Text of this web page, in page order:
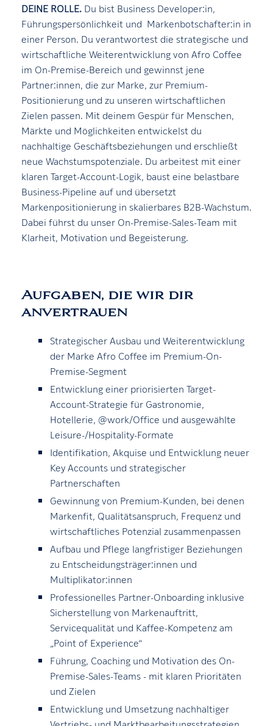
DEINE ROLLE. Du bist Business Developer:in,
Führungspersönlichkeit und Markenbotschafter:in in
einer Person. Du verantwortest die strategische und
wirtschaftliche Weiterentwicklung von Afro Coffee
im On-Premise-Bereich und gewinnst jene
Partner:innen, die zur Marke, zur Premium-
Positionierung und zu unseren wirtschaftlichen
Zielen passen. Mit deinem Gespür für Menschen,
Märkte und Möglichkeiten entwickelst du
nachhaltige Geschäftsbeziehungen und erschließt
neue Wachstumspotenziale. Du arbeitest mit einer
klaren Target-Account-Logik, baust eine belastbare
Business-Pipeline auf und übersetzt
Markenpositionierung in skalierbares B2B-Wachstum.
Dabei führst du unser On-Premise-Sales-Team mit
Klarheit, Motivation und Begeisterung.
Aufgaben, die wir dir
anvertrauen
Strategischer Ausbau und Weiterentwicklung
der Marke Afro Coffee im Premium-On-
Premise-Segment
Entwicklung einer priorisierten Target-
Account-Strategie für Gastronomie,
Hotellerie, @work/Office und ausgewählte
Leisure-/Hospitality-Formate
Identifikation, Akquise und Entwicklung neuer
Key Accounts und strategischer
Partnerschaften
Gewinnung von Premium-Kunden, bei denen
Markenfit, Qualitätsanspruch, Frequenz und
wirtschaftliches Potenzial zusammenpassen
Aufbau und Pflege langfristiger Beziehungen
zu Entscheidungsträger:innen und
Multiplikator:innen
Professionelles Partner-Onboarding inklusive
Sicherstellung von Markenauftritt,
Servicequalität und Kaffee-Kompetenz am
„Point of Experience“
Führung, Coaching und Motivation des On-
Premise-Sales-Teams - mit klaren Prioritäten
und Zielen
Entwicklung und Umsetzung nachhaltiger